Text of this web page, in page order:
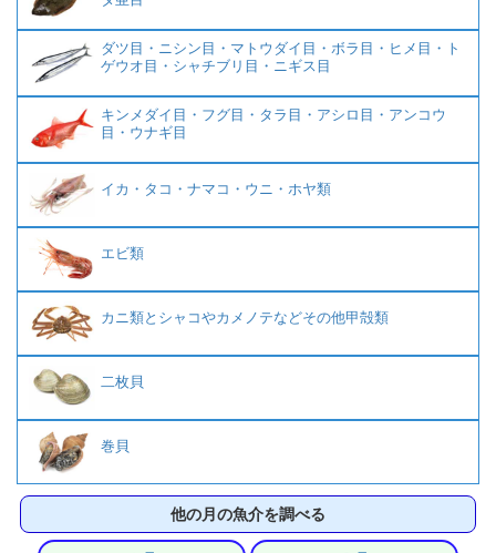
ダツ目・ニシン目・マトウダイ目・ボラ目・ヒメ目・ト
ゲウオ目・シャチブリ目・ニギス目
キンメダイ目・フグ目・タラ目・アシロ目・アンコウ
目・ウナギ目
イカ・タコ・ナマコ・ウニ・ホヤ類
エビ類
カニ類とシャコやカメノテなどその他甲殻類
二枚貝
巻貝
他の月の魚介を調べる